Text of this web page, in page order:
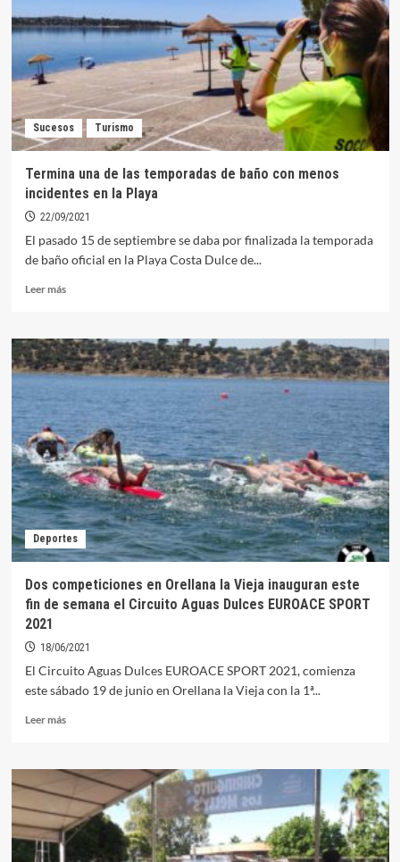
organiza
un
curso
de
en
aguas
abiertas
en
Sucesos Turismo
Termina una de las temporadas de baño con menos
incidentes en la Playa
22/09/2021
El pasado 15 de septiembre se daba por finalizada la temporada
de baño oficial en la Playa Costa Dulce de...
Leer másLeer
Termina
una
de
temporadas
de
baño
con
menos
incidentes
en
la
Playa
Deportes
Dos competiciones en Orellana la Vieja inauguran este
fin de semana el Circuito Aguas Dulces EUROACE SPORT
2021
18/06/2021
El Circuito Aguas Dulces EUROACE SPORT 2021, comienza
este sábado 19 de junio en Orellana la Vieja con la 1ª...
Leer másLeer
Dos
competiciones
en
Orellana
la